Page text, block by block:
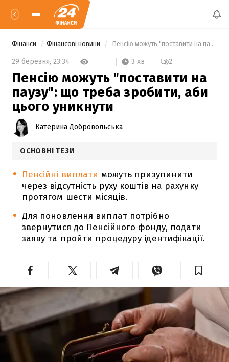
Фінанси Фінансові новини Пенсію можуть "поставити на паузу": що треба зробити, аби цього уникнути
29 березня, 23:34 3 хв 2
Пенсію можуть "поставити на
паузу": що треба зробити, аби
цього уникнути
Катерина Добровольська
ОСНОВНІ ТЕЗИ
Пенсійні виплати можуть призупинити
через відсутність руху коштів на рахунку
протягом шести місяців.
Для поновлення виплат потрібно
звернутися до Пенсійного фонду, подати
заяву та пройти процедуру ідентифікації.